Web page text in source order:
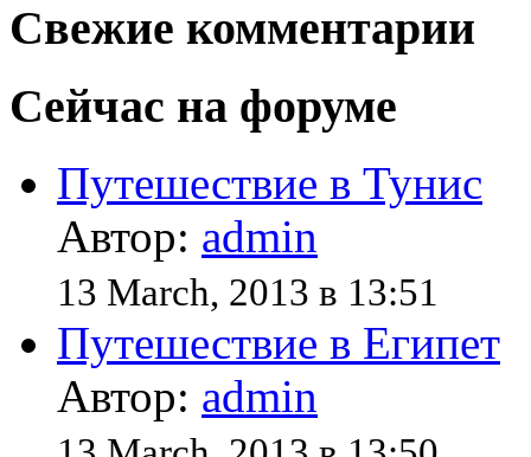
Свежие комментарии
Сейчас на форуме
Путешествие в Тунис
Автор: admin
13 March, 2013 в 13:51
Путешествие в Египет
Автор: admin